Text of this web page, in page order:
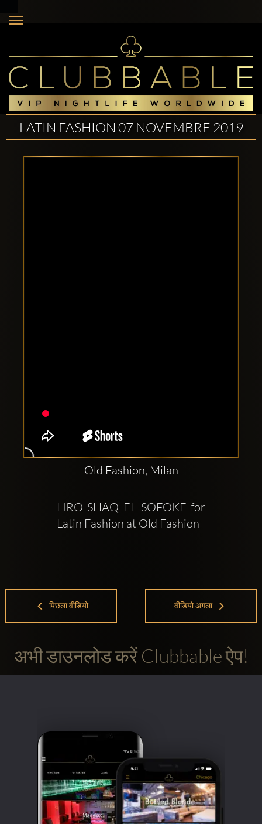
LATIN FASHION 07 NOVEMBRE 2019
Old Fashion, Milan
LIRO SHAQ EL SOFOKE for
Latin Fashion at Old Fashion
पिछला वीडियो वीडियो अगला
अभी डाउनलोड करें Clubbable ऐप!